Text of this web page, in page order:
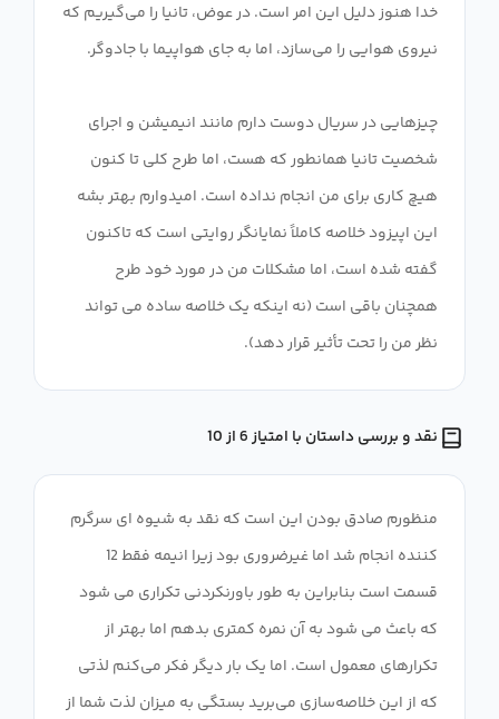
خدا هنوز دلیل این امر است. در عوض، تانیا را می‌گیریم که
چیزهایی در سریال دوست دارم مانند انیمیشن و اجرای
شخصیت تانیا همانطور که هست، اما طرح کلی تا کنون
هیچ کاری برای من انجام نداده است. امیدوارم بهتر بشه
این اپیزود خلاصه کاملاً نمایانگر روایتی است که تاکنون
گفته شده است، اما مشکلات من در مورد خود طرح
همچنان باقی است (نه اینکه یک خلاصه ساده می تواند
نظر من را تحت تأثیر قرار دهد).
نقد و بررسی داستان با امتیاز 6 از 10
منظورم صادق بودن این است که نقد به شیوه ای سرگرم
کننده انجام شد اما غیرضروری بود زیرا انیمه فقط 12
قسمت است بنابراین به طور باورنکردنی تکراری می شود
که باعث می شود به آن نمره کمتری بدهم اما بهتر از
تکرارهای معمول است. اما یک بار دیگر فکر می‌کنم لذتی
که از این خلاصه‌سازی می‌برید بستگی به میزان لذت شما از